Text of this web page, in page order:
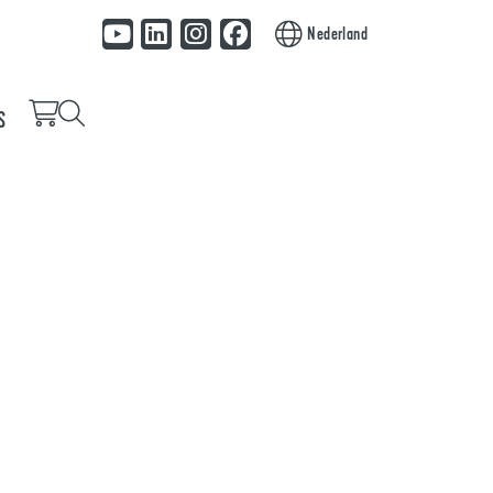
Nederland